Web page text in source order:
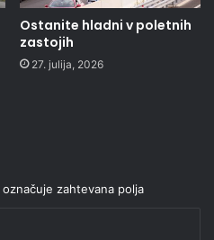
Ostanite hladni v poletnih
zastojih
27. julija, 2026
označuje zahtevana polja